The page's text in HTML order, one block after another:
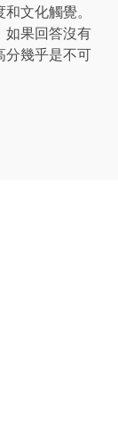
文化觸覺。
如果回答沒有
分幾乎是不可